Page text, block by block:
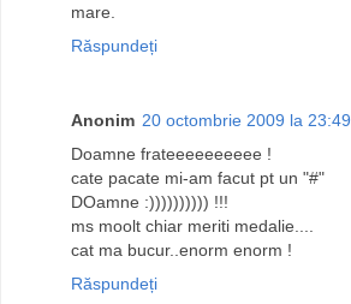
mare.
Răspundeți
Anonim 20 octombrie 2009 la 23:49
Doamne frateeeeeeeeee !
cate pacate mi-am facut pt un "#"
DOamne :)))))))))) !!!
ms moolt chiar meriti medalie....
cat ma bucur..enorm enorm !
Răspundeți